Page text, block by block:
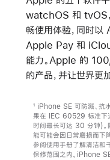
watchOS 和 tvOS
畅使用体验，同时
Apple Pay 和
能力。Apple 的
的产品，并让世界更
1iPhone SE 可防溅、抗水
果在 IEC 60529 标准下
时间最长可达 30 分钟)。
能可能会因日常磨损而下
参阅使用手册了解清洁和
保修范围之内。iPhone